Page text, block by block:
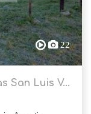
22
San Luis V...